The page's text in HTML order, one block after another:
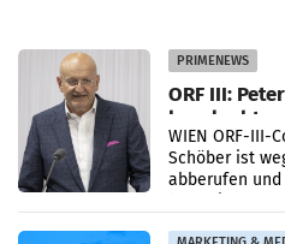
PRIMENEWS
ORF III:
beurlaubt
WIEN ORF-III-
Schöber ist
abberufen und